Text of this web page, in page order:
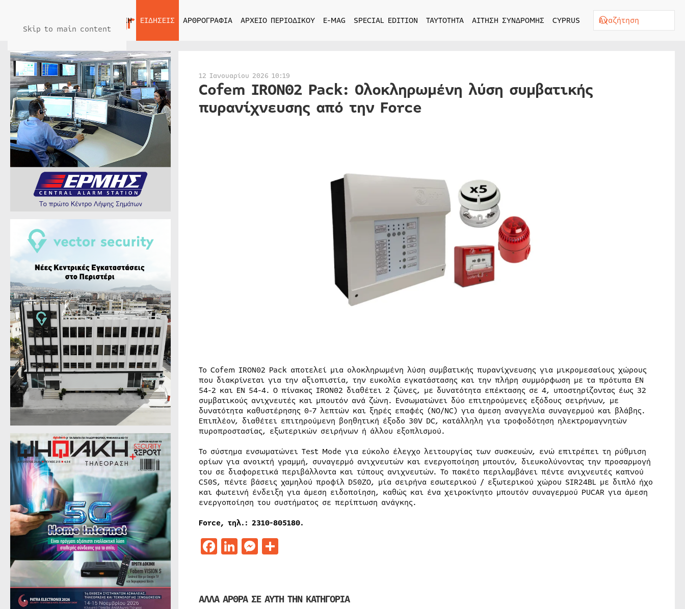
Skip to main content
ΑΡΧΙΚΗ ΕΙΔΗΣΕΙΣ ΑΡΘΡΟΓΡΑΦΙΑ ΑΡΧΕΙΟ ΠΕΡΙΟΔΙΚΟΥ E-MAG SPECIAL EDITION ΤΑΥΤΟΤΗΤΑ ΑΙΤΗΣΗ ΣΥΝΔΡΟΜΗΣ CYPRUS
12 Ιανουαρίου 2026 10:19
Cofem IRON02 Pack: Ολοκληρωμένη λύση συμβατικής
πυρανίχνευσης από την Force
Το Cofem IRON02 Pack αποτελεί μια ολοκληρωμένη λύση συμβατικής πυρανίχνευσης για μικρομεσαίους χώρους
που διακρίνεται για την αξιοπιστία, την ευκολία εγκατάστασης και την πλήρη συμμόρφωση με τα πρότυπα EN
54-2 και EN 54-4. Ο πίνακας IRON02 διαθέτει 2 ζώνες, με δυνατότητα επέκτασης σε 4, υποστηρίζοντας έως 32
συμβατικούς ανιχνευτές και μπουτόν ανά ζώνη. Ενσωματώνει δύο επιτηρούμενες εξόδους σειρήνων, με
δυνατότητα καθυστέρησης 0-7 λεπτών και ξηρές επαφές (NO/NC) για άμεση αναγγελία συναγερμού και βλάβης.
Επιπλέον, διαθέτει επιτηρούμενη βοηθητική έξοδο 30V DC, κατάλληλη για τροφοδότηση ηλεκτρομαγνητών
πυροπροστασίας, εξωτερικών σειρήνων ή άλλου εξοπλισμού.
Το σύστημα ενσωματώνει Test Mode για εύκολο έλεγχο λειτουργίας των συσκευών, ενώ επιτρέπει τη ρύθμιση
ορίων για ανοικτή γραμμή, συναγερμό ανιχνευτών και ενεργοποίηση μπουτόν, διευκολύνοντας την προσαρμογή
του σε διαφορετικά περιβάλλοντα και τύπους ανιχνευτών. Το πακέτο περιλαμβάνει πέντε ανιχνευτές καπνού
C50S, πέντε βάσεις χαμηλού προφίλ D50ZO, μία σειρήνα εσωτερικού / εξωτερικού χώρου SIR24BL με διπλό ήχο
και φωτεινή ένδειξη για άμεση ειδοποίηση, καθώς και ένα χειροκίνητο μπουτόν συναγερμού PUCAR για άμεση
ενεργοποίηση του συστήματος σε περίπτωση ανάγκης.
Force, τηλ.: 2310-805180.
Facebook
LinkedIn
Messenger
Μοιραστείτε
ΑΛΛΑ ΑΡΘΡΑ ΣΕ ΑΥΤΗ ΤΗΝ ΚΑΤΗΓΟΡΙΑ